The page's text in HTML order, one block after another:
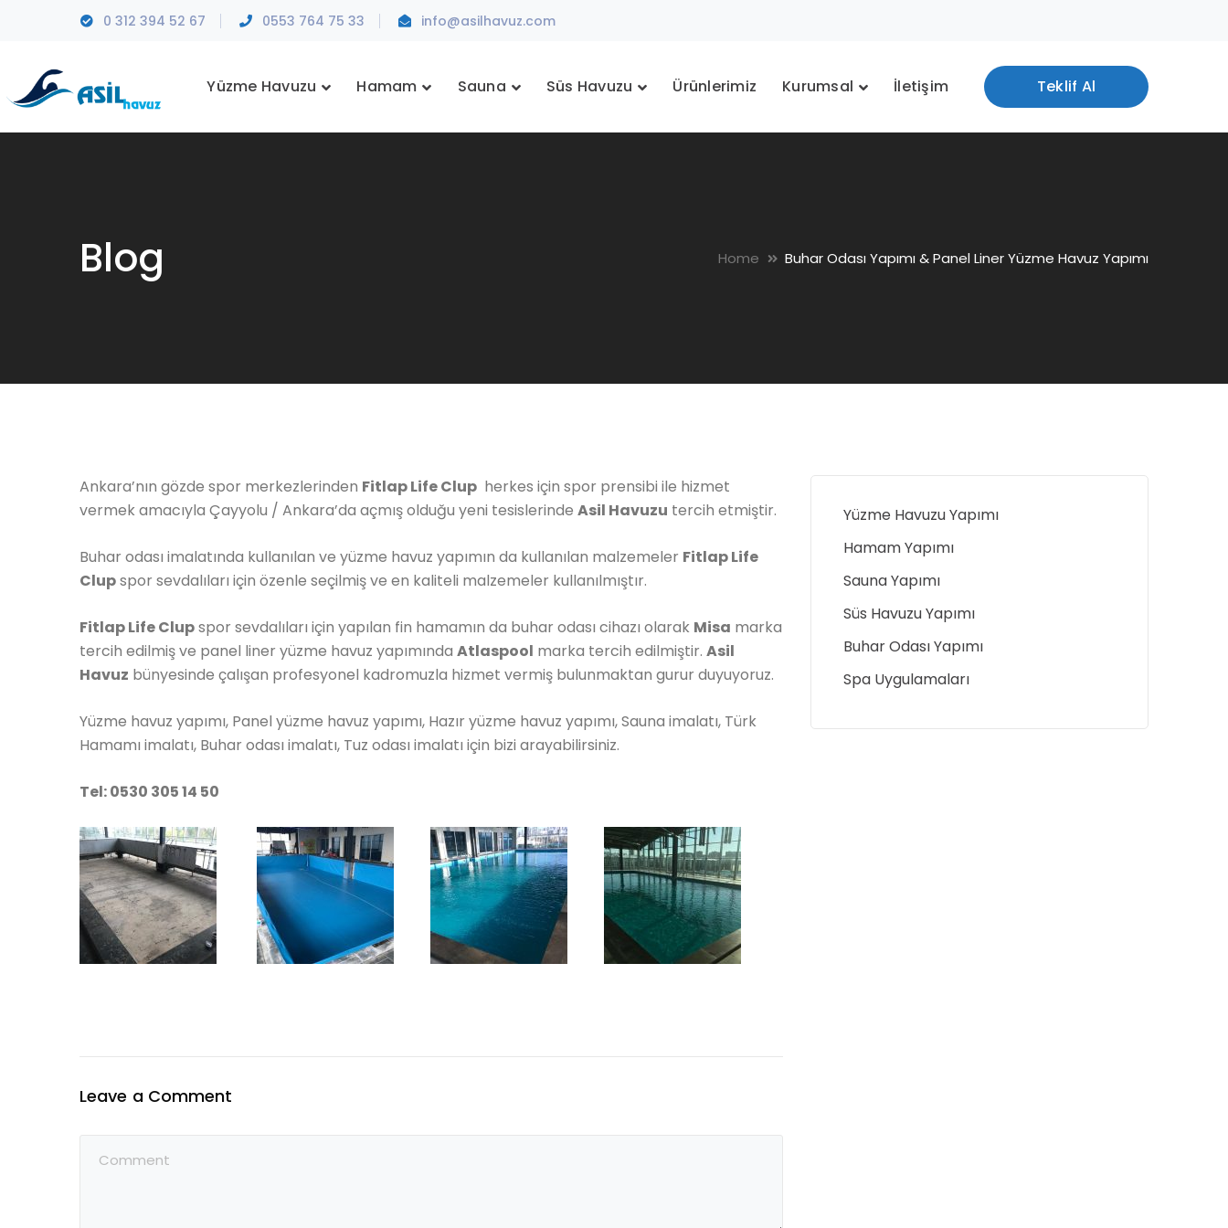
0 312 394 52 67 0553 764 75 33 info@asilhavuz.com
Teklif Al
Yüzme Havuzu Hamam Sauna Süs Havuzu Ürünlerimiz Kurumsal İletişim
Blog Home Buhar Odası Yapımı & Panel Liner Yüzme Havuz Yapımı
Ankara’nın gözde spor merkezlerinden Fitlap Life Clup herkes için spor prensibi ile hizmet
vermek amacıyla Çayyolu / Ankara’da açmış olduğu yeni tesislerinde Asil Havuzu tercih etmiştir.
Buhar odası imalatında kullanılan ve yüzme havuz yapımın da kullanılan malzemeler Fitlap Life
Clupspor sevdalıları için özenle seçilmiş ve en kaliteli malzemeler kullanılmıştır.
Fitlap Life Clupspor sevdalıları için yapılan fin hamamın da buhar odası cihazı olarak Misa marka
tercih edilmiş ve panel liner yüzme havuz yapımında Atlaspool marka tercih edilmiştir. Asil
Havuz bünyesinde çalışan profesyonel kadromuzla hizmet vermiş bulunmaktan gurur duyuyoruz.
Yüzme havuz yapımı, Panel yüzme havuz yapımı, Hazır yüzme havuz yapımı, Sauna imalatı, Türk
Hamamı imalatı, Buhar odası imalatı, Tuz odası imalatı için bizi arayabilirsiniz.
Tel: 0530 305 14 50
Leave a Comment
Yüzme Havuzu Yapımı
Hamam Yapımı
Sauna Yapımı
Süs Havuzu Yapımı
Buhar Odası Yapımı
Spa Uygulamaları